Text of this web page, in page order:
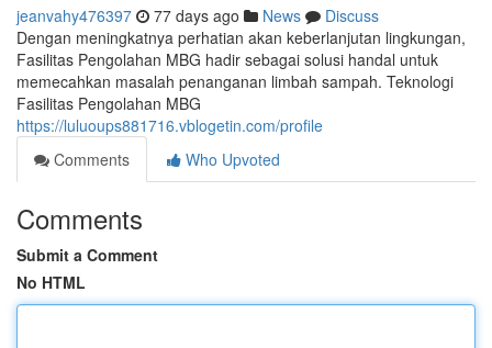
jeanvahy476397 77 days ago News
Discuss
Dengan meningkatnya perhatian akan keberlanjutan lingkungan,
Fasilitas Pengolahan MBG hadir sebagai solusi handal untuk
memecahkan masalah penanganan limbah sampah. Teknologi
Fasilitas Pengolahan MBG
https://luluoups881716.vblogetin.com/profile
Comments
Who Upvoted
Comments
Submit a Comment
No HTML